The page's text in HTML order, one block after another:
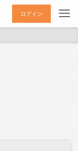
ログイン